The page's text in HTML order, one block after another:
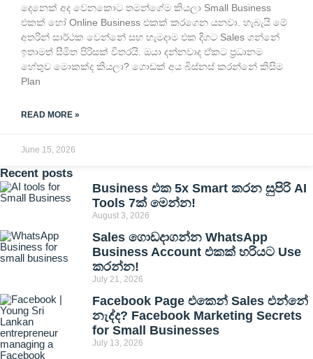
දෙනෙක් අද වෙනකොට තමන්ගේම කියලා Small Business
එකක් හෝ Online Business එකක් කරගෙන යනවා. හැබැයි මේ
අතරින් සාර්ථක වෙන්නේ සහ හැමදාම එක දිගට Sales ගන්නේ
ඉතාමත් සීමිත පිරිසක් විතරයි. ඔයා දන්නවාද ඒකට ප්‍රධානම
හේතුව මොකක්ද කියලා? ගොඩක් අය බිස්නස් කරන්නේ කිසිම
Plan
READ MORE »
June 15, 2026
Recent posts
Business එක 5x Smart කරන සුපිරි AI
Tools 7ක් මෙන්න!
August 3, 2026
Sales ගොඩදාගන්න WhatsApp
Business Account එකක් හරියට Use
කරන්න!
July 21, 2026
Facebook Page එකෙන් Sales එන්නේ
නැද්ද? Facebook Marketing Secrets
for Small Businesses
July 13, 2026